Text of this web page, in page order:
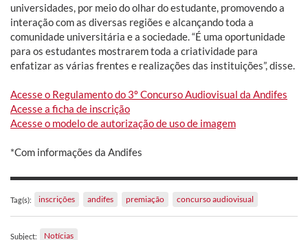
universidades, por meio do olhar do estudante, promovendo a
interação com as diversas regiões e alcançando toda a
comunidade universitária e a sociedade. “É uma oportunidade
para os estudantes mostrarem toda a criatividade para
enfatizar as várias frentes e realizações das instituições”, disse.
Acesse o Regulamento do 3º Concurso Audiovisual da Andifes
Acesse a ficha de inscrição
Acesse o modelo de autorização de uso de imagem
*Com informações da Andifes
Tag(s): inscrições andifes premiação concurso audiovisual
Subject: Notícias